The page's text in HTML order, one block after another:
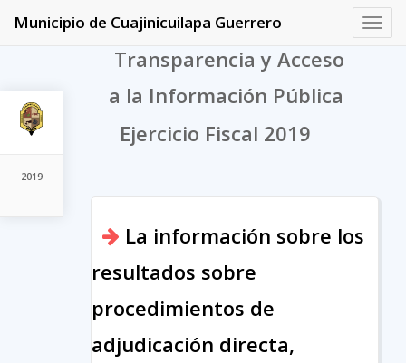
2019
Municipio de Cuajinicuilapa Guerrero
Transparencia y Acceso
a la Información Pública
Ejercicio Fiscal 2019
La información sobre los
resultados sobre
procedimientos de
adjudicación directa,